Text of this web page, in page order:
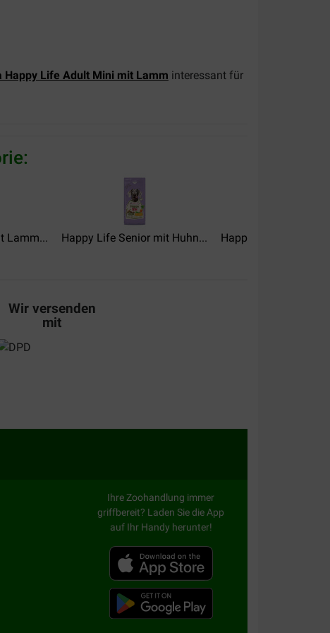
Happy Life Adult Mini mit Lamm interessant für
Lamm... Happy Life Senior mit Huhn... Happy Life Adult mit
Wir versenden
mit
Ihre Zoohandlung immer
griffbereit? Laden Sie die App
auf Ihr Handy herunter!